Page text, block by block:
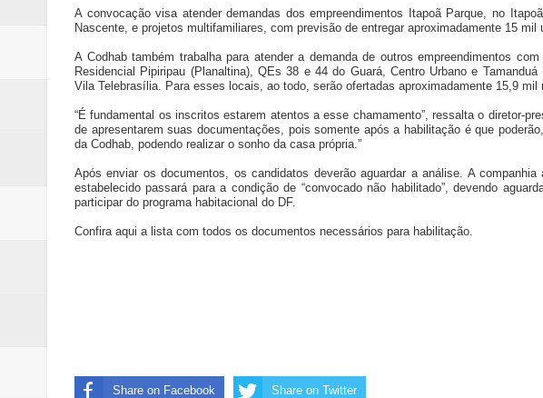
A convocação visa atender demandas dos empreendimentos Itapoã Parque, no
Nascente, e projetos multifamiliares, com previsão de entregar aproximadamente 15 mil
A Codhab também trabalha para atender a demanda de outros empreendimentos
Residencial Pipiripau (Planaltina), QEs 38 e 44 do Guará, Centro Urbano e
Vila Telebrasília. Para esses locais, ao todo, serão ofertadas aproximadamente 15,9 mil
“É fundamental os inscritos estarem atentos a esse chamamento”, ressalta o diretor-
de apresentarem suas documentações, pois somente após a habilitação é que
da Codhab, podendo realizar o sonho da casa própria.”
Após enviar os documentos, os candidatos deverão aguardar a análise. A
estabelecido passará para a condição de “convocado não habilitado”, devendo
participar do programa habitacional do DF.
Confira aqui a lista com todos os documentos necessários para habilitação.
Share on Facebook Share on Twitter